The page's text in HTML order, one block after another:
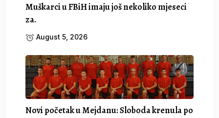
Muškarci u FBiH imaju još nekoliko mjeseci
za.
August 5, 2026
Novi početak u Mejdanu: Sloboda krenula po